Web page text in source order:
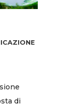
di